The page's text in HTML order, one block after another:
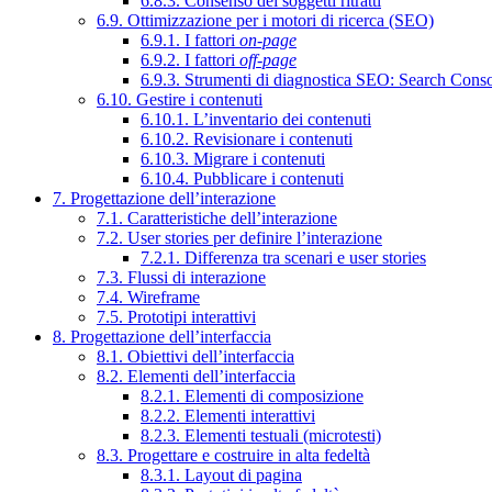
6.9. Ottimizzazione per i motori di ricerca (SEO)
6.9.1. I fattori on-page
6.9.2. I fattori off-page
6.9.3. Strumenti di diagnostica SEO: Search
6.10. Gestire i contenuti
6.10.1. L’inventario dei contenuti
6.10.2. Revisionare i contenuti
6.10.3. Migrare i contenuti
6.10.4. Pubblicare i contenuti
7. Progettazione dell’interazione
7.1. Caratteristiche dell’interazione
7.2. User stories per definire l’interazione
7.2.1. Differenza tra scenari e user stories
7.3. Flussi di interazione
7.4. Wireframe
7.5. Prototipi interattivi
8. Progettazione dell’interfaccia
8.1. Obiettivi dell’interfaccia
8.2. Elementi dell’interfaccia
8.2.1. Elementi di composizione
8.2.2. Elementi interattivi
8.2.3. Elementi testuali (microtesti)
8.3. Progettare e costruire in alta fedeltà
8.3.1. Layout di pagina